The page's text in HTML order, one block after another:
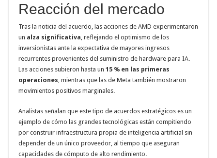
Reacción del mercado
Tras la noticia del acuerdo, las acciones de AMD experimentaron
un alza significativa , reflejando el optimismo de los
inversionistas ante la expectativa de mayores ingresos
recurrentes provenientes del suministro de hardware para IA.
Las acciones subieron hasta un15 % en las primeras
operaciones , mientras que las de Meta también mostraron
movimientos positivos marginales.
Analistas señalan que este tipo de acuerdos estratégicos es un
ejemplo de cómo las grandes tecnológicas están compitiendo
por construir infraestructura propia de inteligencia artificial sin
depender de un único proveedor, al tiempo que aseguran
capacidades de cómputo de alto rendimiento.